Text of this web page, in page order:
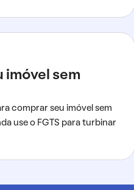
imóvel sem
comprar seu imóvel sem
use o FGTS para turbinar